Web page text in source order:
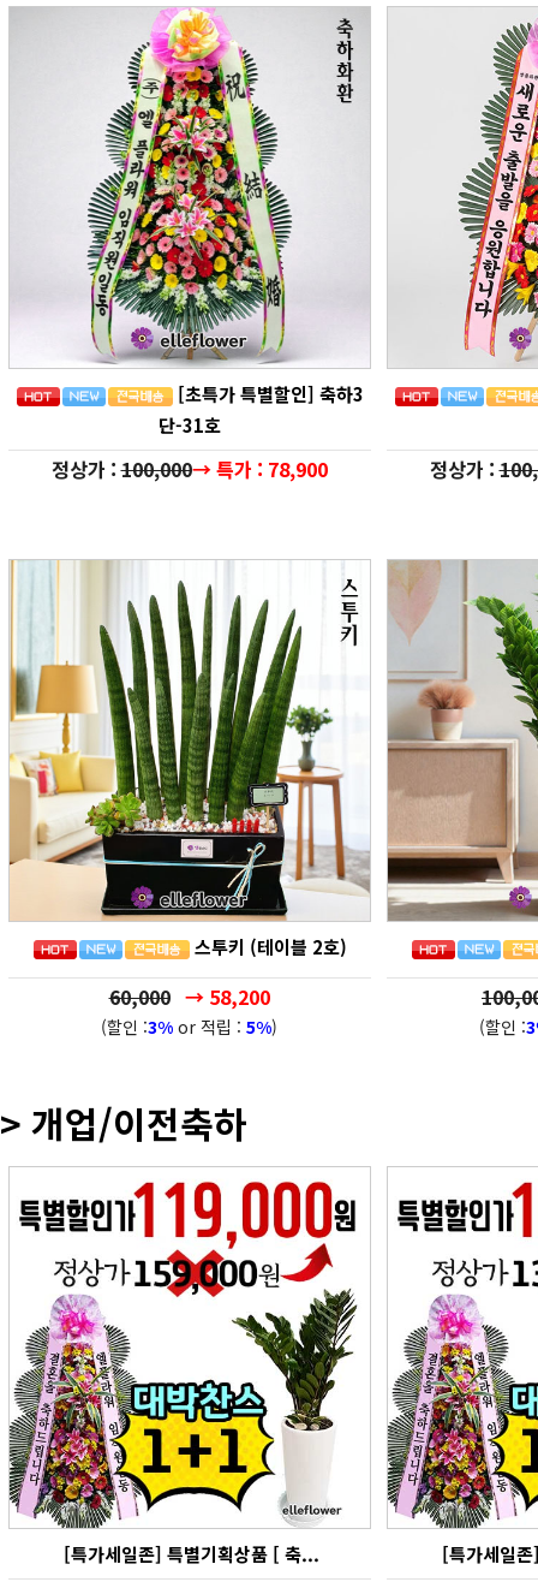
[초특가 특별할인] 축하3
단-31호
정상가 :100,000→ 특가 : 78,900 정상가 :
스투키 (테이블 2호)
60,000 → 58,200
(할인 :3% or 적립 : 5%) (할인 :
> 개업/이전축하
[특가세일존] 특별기획상품 [ 축... [특가세일